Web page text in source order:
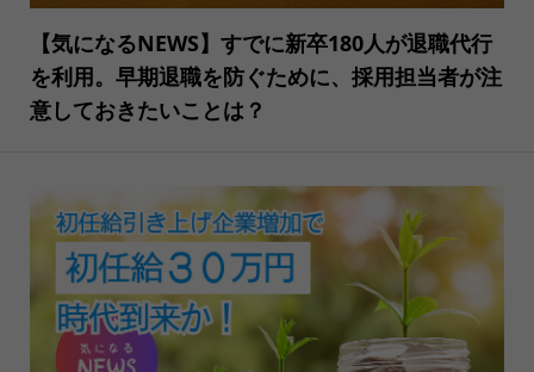
【気になるNEWS】すでに新卒180人が退職代行
を利用。早期退職を防ぐために、採用担当者が注
意しておきたいことは？